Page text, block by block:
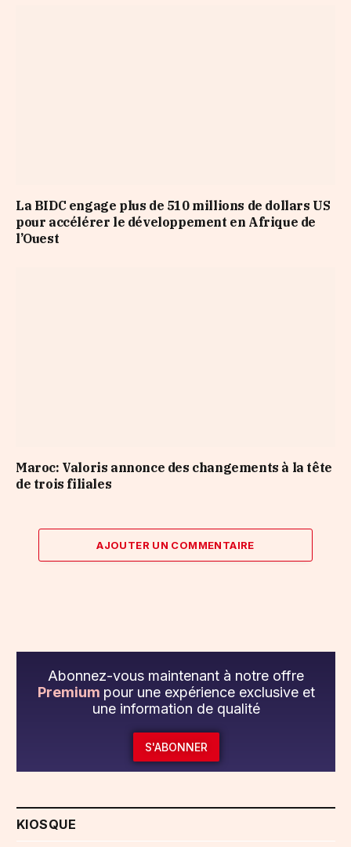
La BIDC engage plus de 510 millions de dollars US
pour accélérer le développement en Afrique de
l’Ouest
Maroc: Valoris annonce des changements à la tête
de trois filiales
AJOUTER UN COMMENTAIRE
Abonnez-vous maintenant à notre offre
Premium pour une expérience exclusive et
une information de qualité
S'ABONNER
KIOSQUE